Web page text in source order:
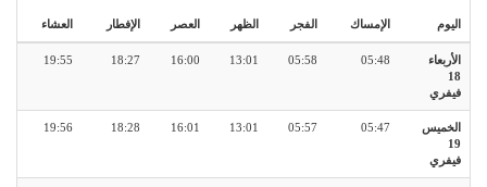
اليوم الإمساك الفجر الظهر العصر الإفطار العشاء
الأربعاء
18
فيفري
05:48
05:58
13:01
16:00
18:27
19:55
الخميس
19
فيفري
05:47
05:57
13:01
16:01
18:28
19:56